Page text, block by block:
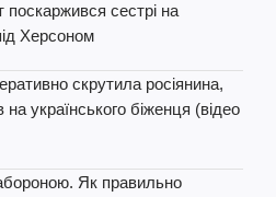
поскаржився сестрі на
Херсоном
скрутила росіянина,
на українського біженця (відео
Як правильно